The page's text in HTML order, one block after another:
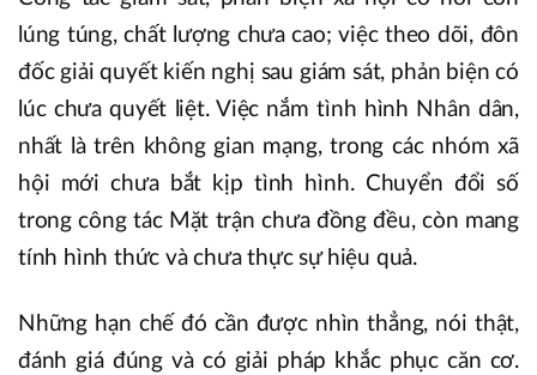
lúng túng, chất lượng chưa cao; việc theo dõi, đôn
đốc giải quyết kiến nghị sau giám sát, phản biện có
lúc chưa quyết liệt. Việc nắm tình hình Nhân dân,
nhất là trên không gian mạng, trong các nhóm xã
hội mới chưa bắt kịp tình hình. Chuyển đổi số
trong công tác Mặt trận chưa đồng đều, còn mang
tính hình thức và chưa thực sự hiệu quả.
Những hạn chế đó cần được nhìn thẳng, nói thật,
đánh giá đúng và có giải pháp khắc phục căn cơ.